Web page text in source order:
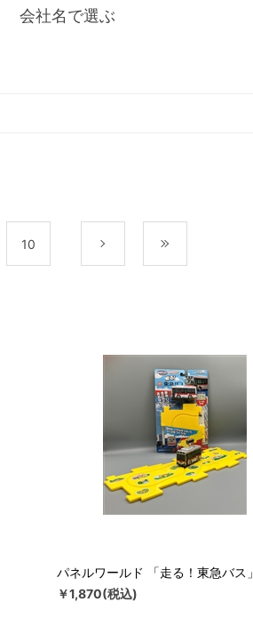
会社名で選ぶ
10
パネルワールド 「走る！東急バス」
￥1,870(税込)